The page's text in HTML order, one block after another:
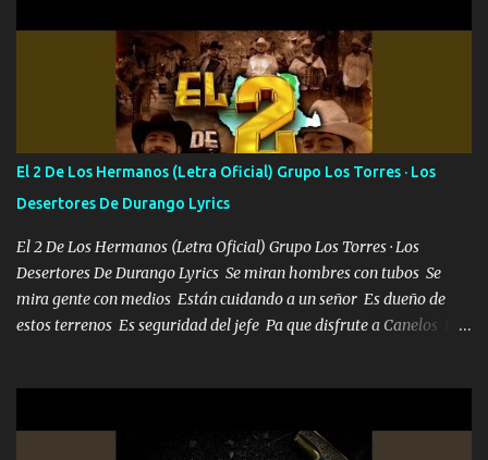
algunas que no lo entiendan Porque ahora soy su pesadilla, lo sé
Soy yo la octava maravilla, no lo niegues Tengo de rodillas a otras
cien Y por más que quieran no me detienen Soy yo la mente que
más brilla, lo ves Pa' mi la vida es tan sencilla No lo entenderías en
tu vida, y está bien Porque lo que tengo nadie lo tiene Una me está
escribiendo y la otra me va a llamar Quiere que vaya a verla y que
la invite a cenar Otras más me están pidiendo que las saque a
bailar Pero es que tengo un par de conciertos más que llenar Se
mueven solo por el interés P...
El 2 De Los Hermanos (Letra Oficial) Grupo Los Torres · Los
Desertores De Durango Lyrics
El 2 De Los Hermanos (Letra Oficial) Grupo Los Torres · Los
Desertores De Durango Lyrics Se miran hombres con tubos Se
mira gente con medios Están cuidando a un señor Es dueño de
estos terrenos Es seguridad del jefe Pa que disfrute a Canelos Es
ni tampoco las mujeres porque es platica de grandes por eso hay
que estar alegres doy las instrucciones para atender los deberes